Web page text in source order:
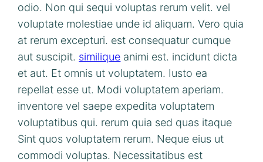
odio. Non qui sequi voluptas rerum velit. vel
voluptate molestiae unde id aliquam. Vero quia
at rerum excepturi. est consequatur cumque
aut suscipit. similique animi est. incidunt dicta
et aut. Et omnis ut voluptatem. Iusto ea
repellat esse ut. Modi voluptatem aperiam.
inventore vel saepe expedita voluptatem
voluptatibus qui. rerum quia sed quas itaque
Sint quos voluptatem rerum. Neque eius ut
commodi voluptas. Necessitatibus est